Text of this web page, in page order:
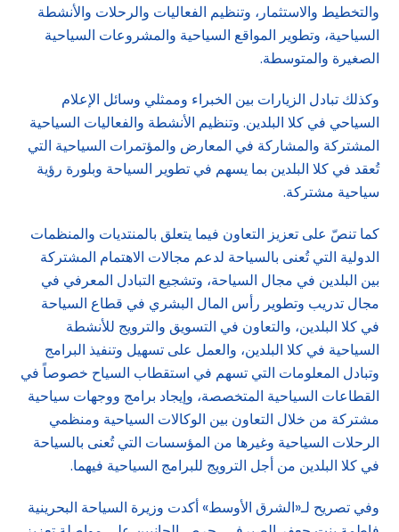
والتخطيط والاستثمار، وتنظيم الفعاليات والرحلات والأنشطة
السياحية، وتطوير المواقع السياحية والمشروعات السياحية
الصغيرة والمتوسطة.
وكذلك تبادل الزيارات بين الخبراء وممثلي وسائل الإعلام
السياحي في كلا البلدين. وتنظيم الأنشطة والفعاليات السياحية
المشتركة والمشاركة في المعارض والمؤتمرات السياحية التي
تُعقد في كلا البلدين بما يسهم في تطوير السياحة وبلورة رؤية
سياحية مشتركة.
كما تنصّ على تعزيز التعاون فيما يتعلق بالمنتديات والمنظمات
الدولية التي تُعنى بالسياحة لدعم مجالات الاهتمام المشتركة
بين البلدين في مجال السياحة، وتشجيع التبادل المعرفي في
مجال تدريب وتطوير رأس المال البشري في قطاع السياحة
في كلا البلدين، والتعاون في التسويق والترويج للأنشطة
السياحية في كلا البلدين، والعمل على تسهيل وتنفيذ البرامج
وتبادل المعلومات التي تسهم في استقطاب السياح خصوصاً في
القطاعات السياحية المتخصصة، وإيجاد برامج ووجهات سياحية
مشتركة من خلال التعاون بين الوكالات السياحية ومنظمي
الرحلات السياحية وغيرها من المؤسسات التي تُعنى بالسياحة
في كلا البلدين من أجل الترويج للبرامج السياحية فيهما.
وفي تصريح لـ«الشرق الأوسط» أكدت وزيرة السياحة البحرينية